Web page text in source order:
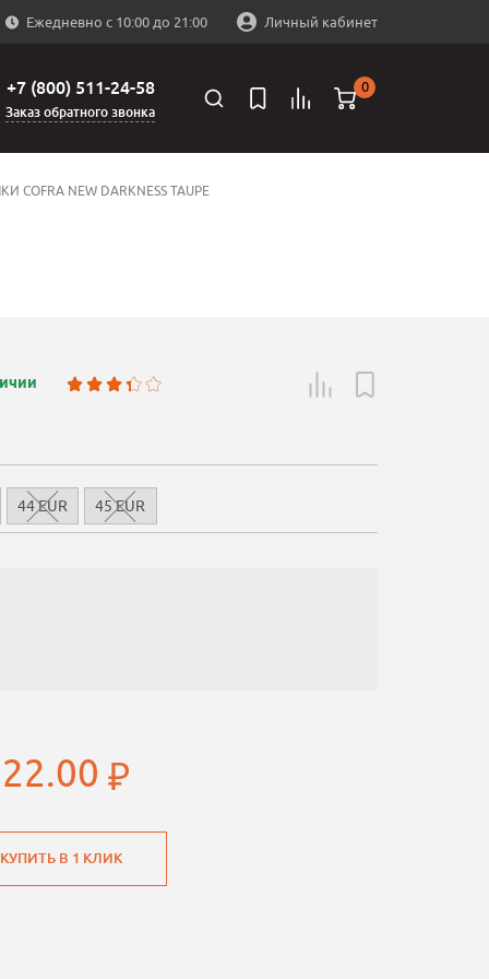
Ежедневно с 10:00 до 21:00 Личный кабинет
+7 (800) 511-24-58
Заказ обратного звонка
0
COFRA NEW DARKNESS TAUPE
44 EUR 45 EUR
КУПИТЬ В 1 КЛИК